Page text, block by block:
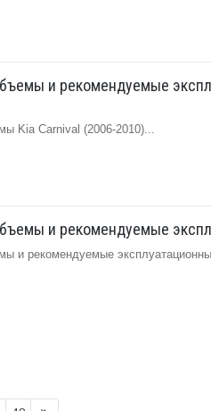
и рекомендуемые
Kia Carnival (2006-2010)...
и рекомендуемые
и рекомендуемые